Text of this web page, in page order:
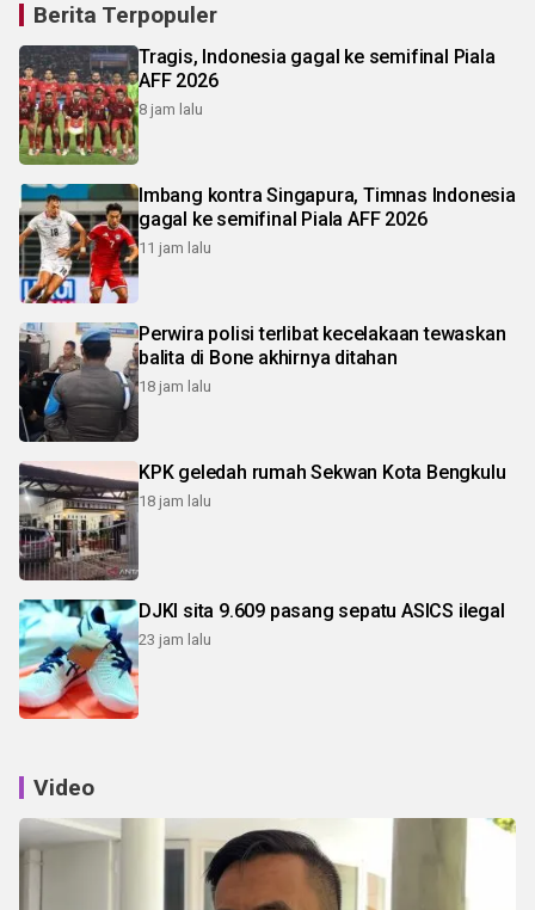
Berita Terpopuler
Tragis, Indonesia gagal ke semifinal Piala
AFF 2026
8 jam lalu
Imbang kontra Singapura, Timnas Indonesia
gagal ke semifinal Piala AFF 2026
11 jam lalu
Perwira polisi terlibat kecelakaan tewaskan
balita di Bone akhirnya ditahan
18 jam lalu
KPK geledah rumah Sekwan Kota Bengkulu
18 jam lalu
DJKI sita 9.609 pasang sepatu ASICS ilegal
23 jam lalu
Video